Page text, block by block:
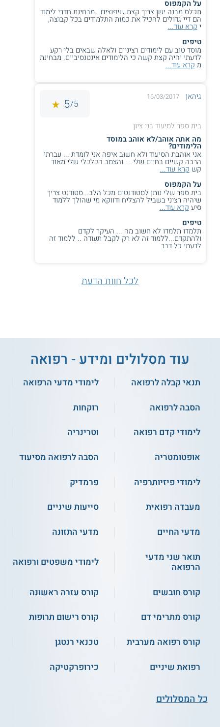
על הקמפוס
תכלס מבנה ישן צריך קצת שיפוצים.. מבחינת חדרי לימוד
הם דיי גדולים להכיל את כמות התלמידים בכל קבוצה,
י קרא עוד...
טיפים
מוסד טוב עם לימודים רציניים ולאלה שבאים בלי רקע
לדעתי יהיה קצת קשה כי הלימודים אינטנסיביים. מבחינת
מ קרא עוד...
גיהאן 16/03/2017
5/
5
בית ספר לסיעוד בני ציון
מה אתה אוהב/לא אוהב במוסד
הלימודים?
אני אוהבת הסיעוד ולא חשוב איפה אני לומדת ... עברתי
הרבה קשיים בחיים שלי ... והצמב הכלכלי שלי מאוד
קש קרא עוד...
על הקמפוס
בית ספר שלי נותן לסטודנטים מכל הלב.. סטודנט צריך
שיהיה רציני בשביל להצליח ודווקא מי שהולך ללמוד
סיע קרא עוד...
טיפים
תלמדו תלמדו לא חשוב מה ... העיקר לקדם
ולהתקדם...ללמוד זה לא רק לקבל תעודה .. ללמוד זה
לדעתי כל דבר
לכל חוות הדעת
עוד מסלולים ומידע - רפואה
תנאי קבלה לרפואה
לימודי מדעי הרפואה
הסבה לרפואה
רוקחות
לימודי קדם רפואה
וטרינריה
אופטומטריה
הסבה לרפואה מסיעוד
לימודי פיזיותרפיה
פרמדיק
מעבדה רפואית
סייעות שיניים
מדעי החיים
מדעי התזונה
תואר שני מדעי
הרפואה
לימודי משפטים ורפואה
קורס חובשים
קורס עזרה ראשונה
קורס מתרימי דם
קורס רישום תרופות
קורס רפואה מערבית
טכנאי רנטגן
רפואת שיניים
כירופרקטיקה
כל המסלולים